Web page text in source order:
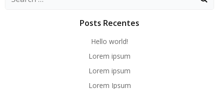
Posts Recentes
Hello world!
Lorem ipsum
Lorem ipsum
Lorem Ipsum